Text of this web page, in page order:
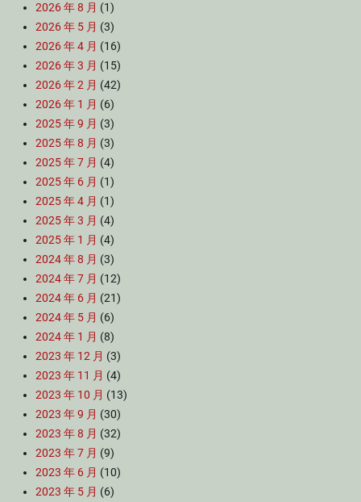
2026 年 8 月 (1)
2026 年 5 月 (3)
2026 年 4 月 (16)
2026 年 3 月 (15)
2026 年 2 月 (42)
2026 年 1 月 (6)
2025 年 9 月 (3)
2025 年 8 月 (3)
2025 年 7 月 (4)
2025 年 6 月 (1)
2025 年 4 月 (1)
2025 年 3 月 (4)
2025 年 1 月 (4)
2024 年 8 月 (3)
2024 年 7 月 (12)
2024 年 6 月 (21)
2024 年 5 月 (6)
2024 年 1 月 (8)
2023 年 12 月 (3)
2023 年 11 月 (4)
2023 年 10 月 (13)
2023 年 9 月 (30)
2023 年 8 月 (32)
2023 年 7 月 (9)
2023 年 6 月 (10)
2023 年 5 月 (6)